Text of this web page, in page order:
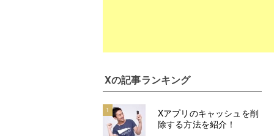
Xの記事ランキング
1
Xアプリのキャッシュを削
除する方法を紹介！